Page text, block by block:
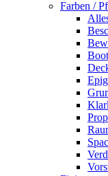
Farben /